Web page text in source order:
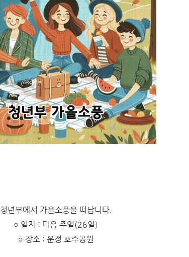
청년부에서 가을소풍을 떠납니다.
○ 일자 : 다음 주일(26일)
○ 장소 : 운정 호수공원